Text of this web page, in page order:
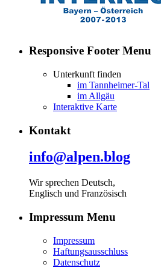
Responsive Footer Menu
Unterkunft finden
im Tannheimer-Tal
im Allgäu
Interaktive Karte
Kontakt
info@alpen.blog
Wir sprechen Deutsch,
Englisch und Französisch
Impressum Menu
Impressum
Haftungsausschluss
Datenschutz